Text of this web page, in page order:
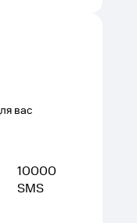
вас
10000
SMS